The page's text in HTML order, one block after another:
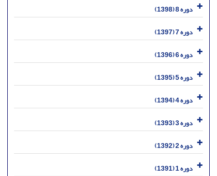
دوره 8 (1398)
دوره 7 (1397)
دوره 6 (1396)
دوره 5 (1395)
دوره 4 (1394)
دوره 3 (1393)
دوره 2 (1392)
دوره 1 (1391)